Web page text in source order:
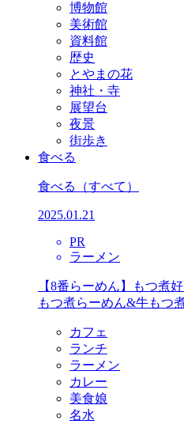
博物館
美術館
資料館
歴史
とやまの花
神社・寺
展望台
夜景
街歩き
食べる
食べる （すべて）
2025.01.21
PR
ラーメン
【8番らーめん】もつ煮
もつ煮らーめん&牛もつ
カフェ
ランチ
ラーメン
カレー
美食娘
名水